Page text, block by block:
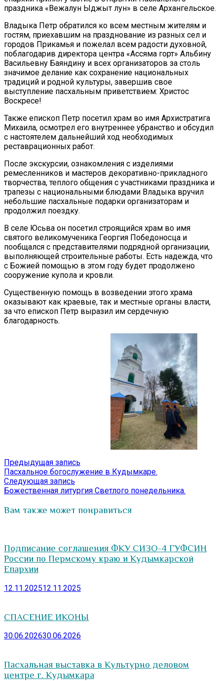
праздника «Вежалун Ыджыт лун» в селе Архангельское.
Владыка Петр обратился ко всем местным жителям и
гостям, приехавшим на празднование из разных сел и
городов Прикамья и пожелал всем радости духовной,
поблагодарив директора центра «Ассяма горт» Альбину
Васильевну Баяндину и всех организаторов за столь
значимое делание как сохранение национальных
традиций и родной культуры, завершив свое
выступление пасхальным приветствием: Христос
Воскресе!
Также епископ Петр посетил храм во имя Архистратига
Михаила, осмотрел его внутреннее убранство и обсудил
с настоятелем дальнейший ход необходимых
реставрационных работ.
После экскурсии, ознакомления с изделиями
ремесленников и мастеров декоративно-прикладного
творчества, теплого общения с участниками праздника и
трапезы с национальными блюдами Владыка вручил
небольшие пасхальные подарки организаторам и
продолжил поездку.
В селе Юсьва он посетил строящийся храм во имя
святого великомученика Георгия Победоносца и
пообщался с представителями подрядной организации,
выполняющей строительные работы. Есть надежда, что
с Божией помощью в этом году будет продолжено
сооружение купола и кровли.
Существенную помощь в возведении этого храма
оказывают как краевые, так и местные органы власти,
за что епископ Петр выразил им сердечную
благодарность.
Навигация
по
записям
Предыдущая запись
запись:
Пасхальное богослужение в Кудымкаре.
Следующая запись
запись:
Божественная литургия Светлого понедельника.
Вам также может понравиться
Подписание соглашения ФКУ СИЗО-4 ГУФСИН
России по Пермскому краю и Кудымкарской
Епархии
12.11.202512.11.2025
СПАСЕНИЕ ИКОНЫ
30.06.202630.06.2026
Пасхальная выставка в Культурно деловом
центре г. Кудымкара